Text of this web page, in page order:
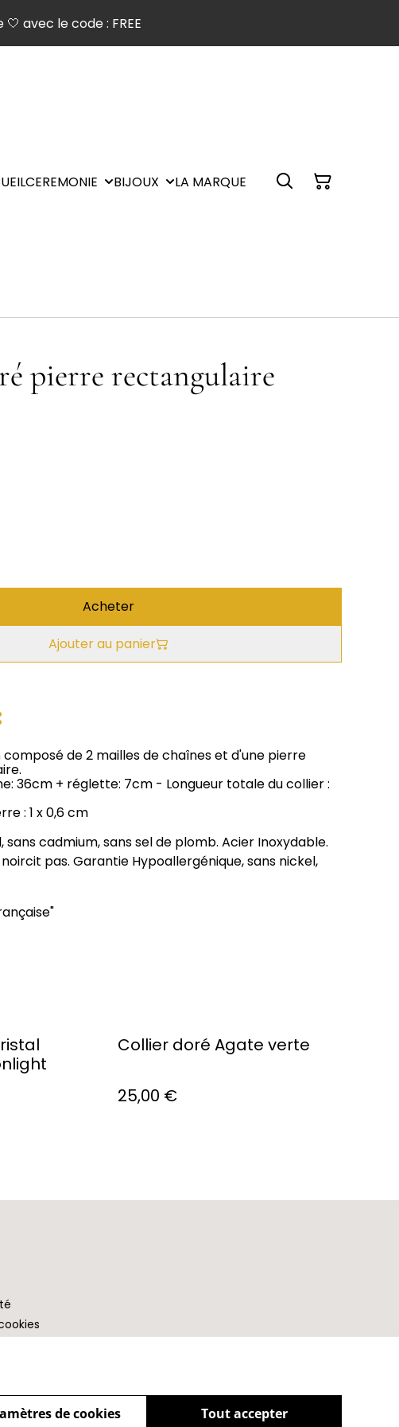
avec le code : FREE
CEREMONIE BIJOUX LA MARQUE
pierre rectangulaire
Acheter
Ajouter au panier
de 2 mailles de chaînes et d'une pierre
36cm + réglette: 7cm - Longueur totale du collier :
: 1 x 0,6 cm
sans cadmium, sans sel de plomb. Acier Inoxydable.
noircit pas. Garantie Hypoallergénique, sans nickel,
Collier doré Agate verte
25,00 €
Tout accepter
de cookies